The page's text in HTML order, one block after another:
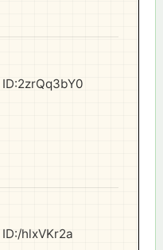
ID:2zrQq3bY0
ID:/hlxVKr2a